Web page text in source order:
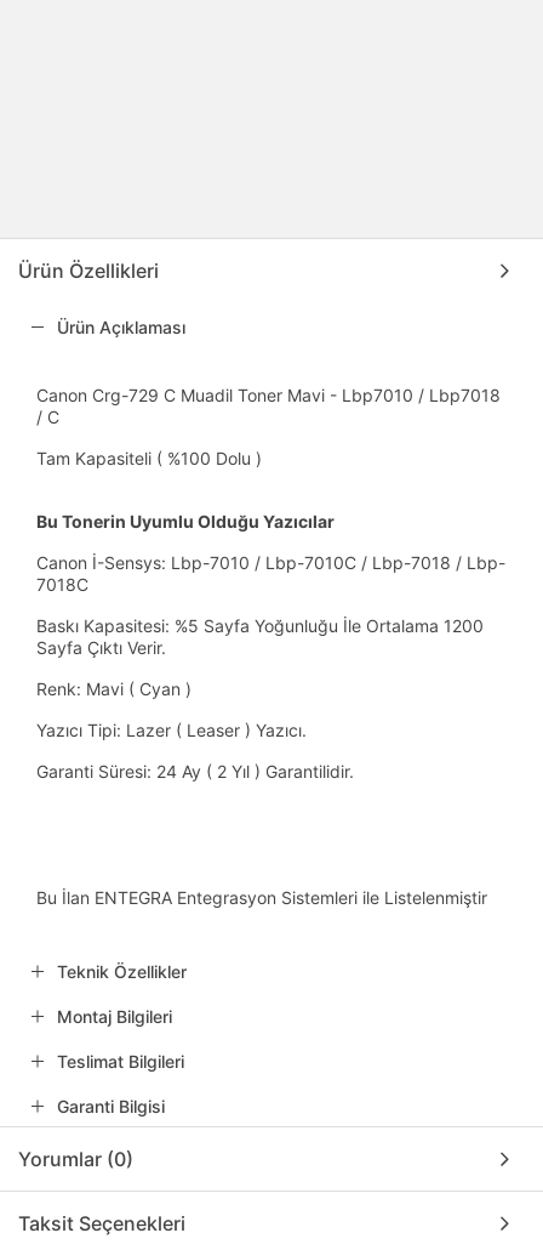
Ürün Özellikleri
Ürün Açıklaması
Canon Crg-729 C Muadil Toner Mavi - Lbp7010 / Lbp7018
/ C
Tam Kapasiteli ( %100 Dolu )
Bu Tonerin Uyumlu Olduğu Yazıcılar
Canon İ-Sensys: Lbp-7010 / Lbp-7010C / Lbp-7018 / Lbp-
7018C
Baskı Kapasitesi: %5 Sayfa Yoğunluğu İle Ortalama 1200
Sayfa Çıktı Verir.
Renk: Mavi ( Cyan )
Yazıcı Tipi: Lazer ( Leaser ) Yazıcı.
Garanti Süresi: 24 Ay ( 2 Yıl ) Garantilidir.
Bu İlan ENTEGRA Entegrasyon Sistemleri ile Listelenmiştir
Teknik Özellikler
Montaj Bilgileri
Teslimat Bilgileri
Garanti Bilgisi
Yorumlar (0)
Taksit Seçenekleri